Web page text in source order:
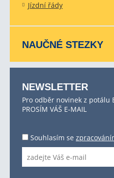
Jízdní řády
NAUČNÉ STEZKY
NEWSLETTER
Pro odběr novinek z potálu
PROSÍM VÁŠ E-MAIL
Souhlasím se